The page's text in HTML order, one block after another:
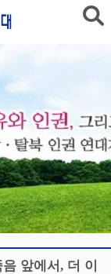
앞에서, 더 이